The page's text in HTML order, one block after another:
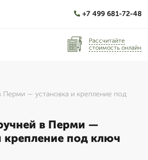
+7 499 681-72-48
Рассчитайте
стоимость онлайн
— установка и крепление под
в Перми —
крепление под ключ